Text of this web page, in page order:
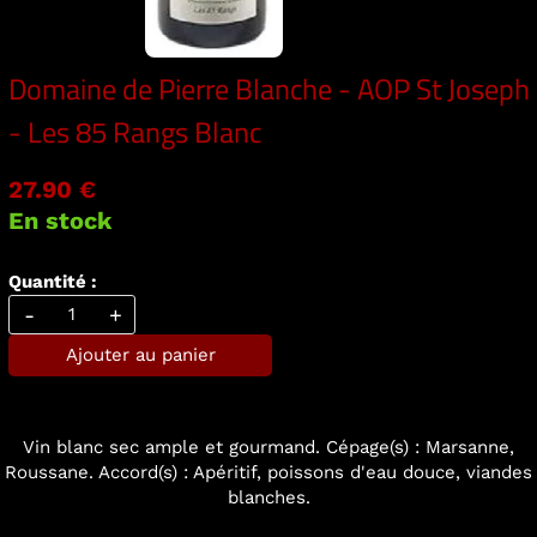
Domaine de Pierre Blanche - AOP St Joseph
- Les 85 Rangs Blanc
27.90 €
En stock
Quantité :
- +
Ajouter au panier
Vin blanc sec ample et gourmand. Cépage(s) : Marsanne,
Roussane. Accord(s) : Apéritif, poissons d'eau douce, viandes
blanches.